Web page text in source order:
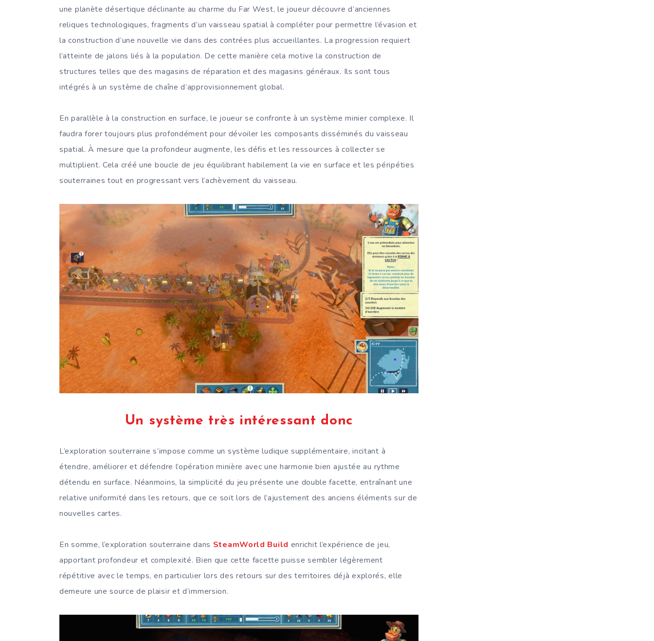
une planète désertique déclinante au charme du Far West, le joueur découvre d’anciennes
reliques technologiques, fragments d’un vaisseau spatial à compléter pour permettre l’évasion et
la construction d’une nouvelle vie dans des contrées plus accueillantes. La progression requiert
l’atteinte de jalons liés à la population. De cette manière cela motive la construction de
structures telles que des magasins de réparation et des magasins généraux. Ils sont tous
intégrés à un système de chaîne d’approvisionnement global.
En parallèle à la construction en surface, le joueur se confronte à un système minier complexe. Il
faudra forer toujours plus profondément pour dévoiler les composants disséminés du vaisseau
spatial. À mesure que la profondeur augmente, les défis et les ressources à collecter se
multiplient. Cela créé une boucle de jeu équilibrant habilement la vie en surface et les péripéties
souterraines tout en progressant vers l’achèvement du vaisseau.
Un système très intéressant donc
L’exploration souterraine s’impose comme un système ludique supplémentaire, incitant à
étendre, améliorer et défendre l’opération minière avec une harmonie bien ajustée au rythme
détendu en surface. Néanmoins, la simplicité du jeu présente une double facette, entraînant une
relative uniformité dans les retours, que ce soit lors de l’ajustement des anciens éléments sur de
nouvelles cartes.
En somme, l’exploration souterraine dans SteamWorld Build enrichit l’expérience de jeu,
apportant profondeur et complexité. Bien que cette facette puisse sembler légèrement
répétitive avec le temps, en particulier lors des retours sur des territoires déjà explorés, elle
demeure une source de plaisir et d’immersion.